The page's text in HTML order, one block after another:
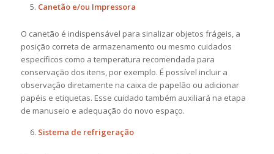
Canetão e/ou Impressora
O canetão é indispensável para sinalizar objetos frágeis, a
posição correta de armazenamento ou mesmo cuidados
específicos como a temperatura recomendada para
conservação dos itens, por exemplo. É possível incluir a
observação diretamente na caixa de papelão ou adicionar
papéis e etiquetas. Esse cuidado também auxiliará na etapa
de manuseio e adequação do novo espaço.
Sistema de refrigeração